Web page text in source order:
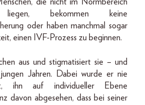
die nicht im Normbereich
bekommen keine
oder haben manchmal sogar
einen IVF-Prozess zu beginnen.
aus und stigmatisiert sie – und
Jahren. Dabei wurde er nie
ihn auf individueller Ebene
davon abgesehen, dass bei seiner